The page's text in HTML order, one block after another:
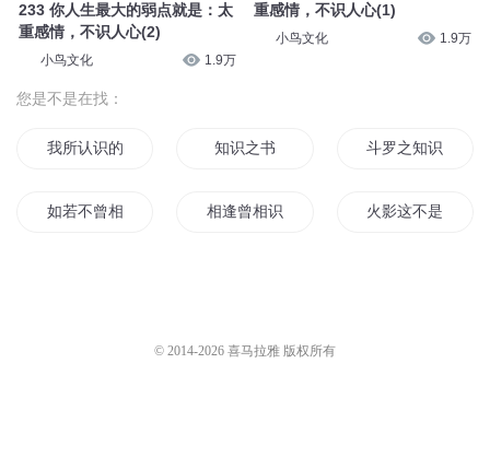
233 你人生最大的弱点就是：太
重感情，不识人心(2)
小鸟文化 1.9万
重感情，不识人心(1)
小鸟文化 1.9万
您是不是在找：
我所认识的我并不是我 知识之书 斗罗之知识至上
如若不曾相识 相逢曾相识 火影这不是我认
© 2014-2026 喜马拉雅 版权所有